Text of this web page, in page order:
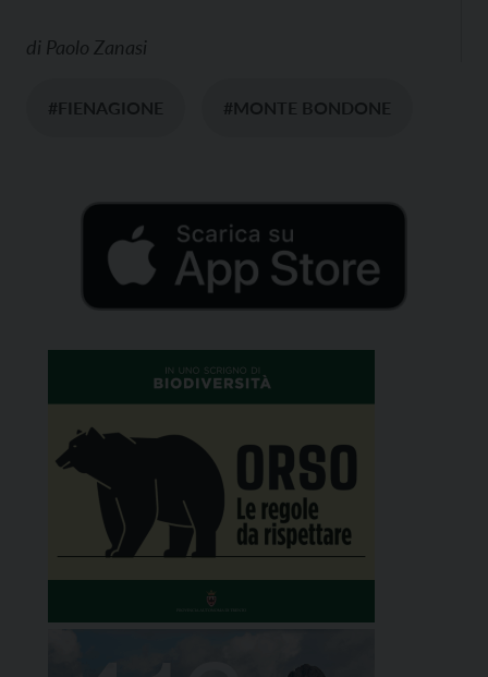
di Paolo Zanasi
#FIENAGIONE #MONTE BONDONE